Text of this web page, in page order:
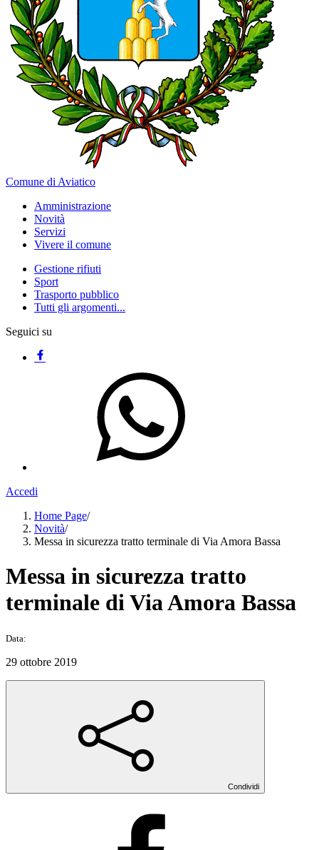
Comune di Aviatico
Amministrazione
Novità
Servizi
Vivere il comune
Gestione rifiuti
Sport
Trasporto pubblico
Tutti gli argomenti...
Seguici su
Accedi
Home Page/
Novità/
Messa in sicurezza tratto terminale di Via Amora Bassa
Messa in sicurezza tratto
terminale di Via Amora Bassa
Data:
29 ottobre 2019
Condividi